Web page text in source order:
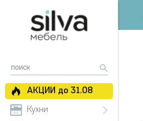
АКЦИИ до 31.08
Кухни